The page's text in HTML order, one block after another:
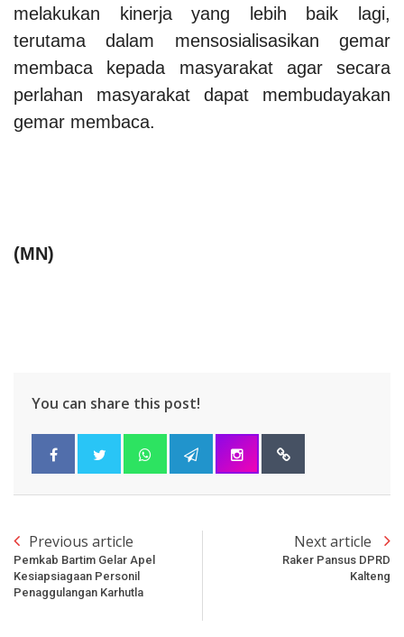
melakukan kinerja yang lebih baik lagi,
terutama dalam mensosialisasikan gemar
membaca kepada masyarakat agar secara
perlahan masyarakat dapat membudayakan
gemar membaca.
(MN)
You can share this post!
Previous article
Pemkab Bartim Gelar Apel
Kesiapsiagaan Personil
Penaggulangan Karhutla
Next article
Raker Pansus DPRD
Kalteng